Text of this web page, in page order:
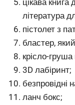
цікава
література
пістолет з
бластер,
крісло-
3D лабіринт;
безпровідні
ланч бокс;